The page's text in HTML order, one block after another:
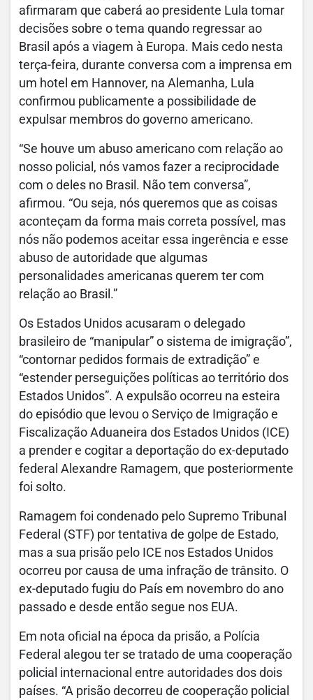
afirmaram que caberá ao presidente Lula tomar
decisões sobre o tema quando regressar ao
Brasil após a viagem à Europa. Mais cedo nesta
terça-feira, durante conversa com a imprensa em
um hotel em Hannover, na Alemanha, Lula
confirmou publicamente a possibilidade de
expulsar membros do governo americano.
“Se houve um abuso americano com relação ao
nosso policial, nós vamos fazer a reciprocidade
com o deles no Brasil. Não tem conversa”,
afirmou. “Ou seja, nós queremos que as coisas
aconteçam da forma mais correta possível, mas
nós não podemos aceitar essa ingerência e esse
abuso de autoridade que algumas
personalidades americanas querem ter com
relação ao Brasil.”
Os Estados Unidos acusaram o delegado
brasileiro de “manipular” o sistema de imigração”,
“contornar pedidos formais de extradição” e
“estender perseguições políticas ao território dos
Estados Unidos”. A expulsão ocorreu na esteira
do episódio que levou o Serviço de Imigração e
Fiscalização Aduaneira dos Estados Unidos (ICE)
a prender e cogitar a deportação do ex-deputado
federal Alexandre Ramagem, que posteriormente
foi solto.
Ramagem foi condenado pelo Supremo Tribunal
Federal (STF) por tentativa de golpe de Estado,
mas a sua prisão pelo ICE nos Estados Unidos
ocorreu por causa de uma infração de trânsito. O
ex-deputado fugiu do País em novembro do ano
passado e desde então segue nos EUA.
Em nota oficial na época da prisão, a Polícia
Federal alegou ter se tratado de uma cooperação
policial internacional entre autoridades dos dois
países. “A prisão decorreu de cooperação policial